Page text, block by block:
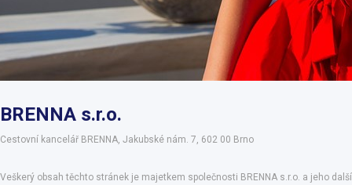
BRENNA s.r.o.
Cestovní kancelář BRENNA, Jakubské nám. 7, 602 00 Brno
Veškerý obsah těchto stránek je majetkem společnosti BRENNA s.r.o. a jeho další